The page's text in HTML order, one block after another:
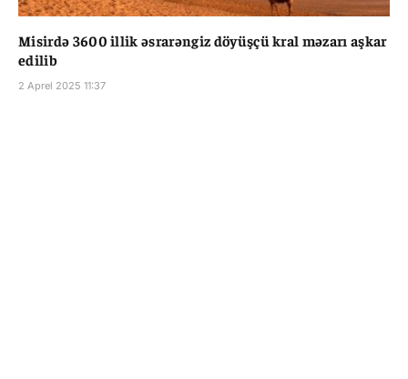
Misirdə 3600 illik əsrarəngiz döyüşçü kral məzarı aşkar
edilib
2 Aprel 2025 11:37